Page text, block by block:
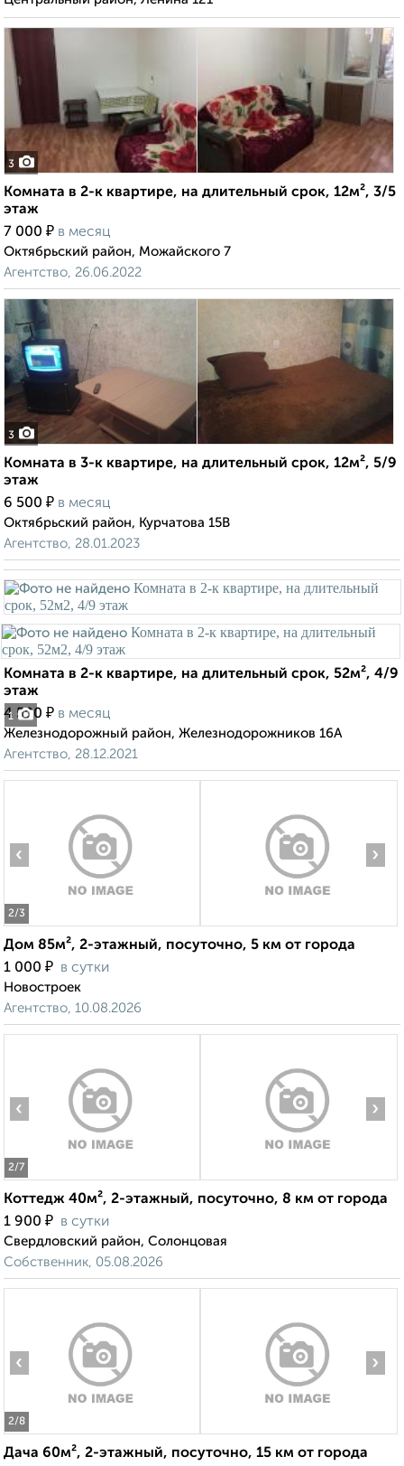
3
Комната в 2-к квартире, на длительный срок, 12м², 3/5
этаж
7 000 ₽ в месяц
Октябрьский район, Можайского 7
Агентство, 26.06.2022
3
Комната в 3-к квартире, на длительный срок, 12м², 5/9
этаж
6 500 ₽ в месяц
Октябрьский район, Курчатова 15В
Агентство, 28.01.2023
1
Комната в 2-к квартире, на длительный срок, 52м², 4/9
этаж
4 500 ₽ в месяц
Железнодорожный район, Железнодорожников 16А
Агентство, 28.12.2021
2/3
‹ ›
Дом 85м², 2-этажный, посуточно, 5 км от города
1 000 ₽ в сутки
Новостроек
Агентство, 10.08.2026
2/7
‹ ›
Коттедж 40м², 2-этажный, посуточно, 8 км от города
1 900 ₽ в сутки
Свердловский район, Солонцовая
Собственник, 05.08.2026
2/8
‹ ›
Дача 60м², 2-этажный, посуточно, 15 км от города